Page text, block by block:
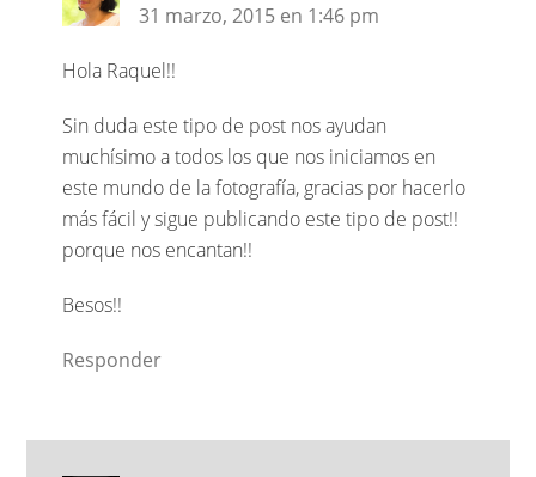
31 marzo, 2015 en 1:46 pm
Hola Raquel!!
Sin duda este tipo de post nos ayudan
muchísimo a todos los que nos iniciamos en
este mundo de la fotografía, gracias por hacerlo
más fácil y sigue publicando este tipo de post!!
porque nos encantan!!
Besos!!
Responder